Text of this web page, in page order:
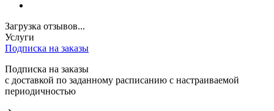
Загрузка отзывов...
Услуги
Подписка на заказы
Подписка на заказы
с доставкой по заданному расписанию с настраиваемой
периодичностью